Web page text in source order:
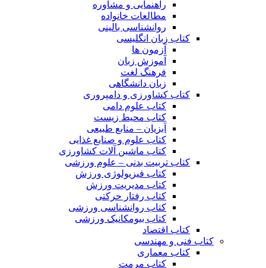
راهنمایی و مشاوره
مطالعات خانواده
روانشناسی بالینی
کتاب زبان انگلیسی
آزمون ها
آموزش زبان
فرهنگ لغت
زبان دانشگاهی
کتاب کشاورزی و دامپروری
کتاب علوم دامی
کتاب محیط زیست
آبزیان – منابع طبیعی
کتاب علوم و صنایع غذایی
کتاب ماشین آلات کشاورزی
کتاب تربیت بدنی – علوم ورزشی
کتاب فیزیولوژی ورزش
کتاب مدیریت ورزش
کتاب رفتار حرکتی
کتاب روانشناسی ورزشی
کتاب بیومکانیک ورزشی
کتاب اقتصاد
کتاب فنی و مهندسی
کتاب معماری
کتاب مرمت